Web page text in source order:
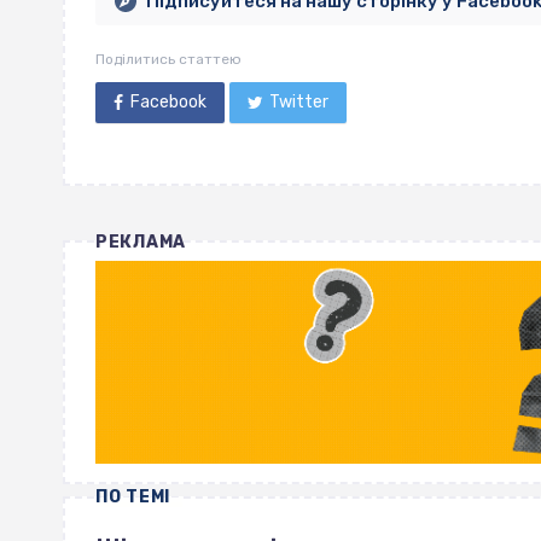
Поділитись статтею
Facebook Twitter
РЕКЛАМА
ПО ТЕМІ